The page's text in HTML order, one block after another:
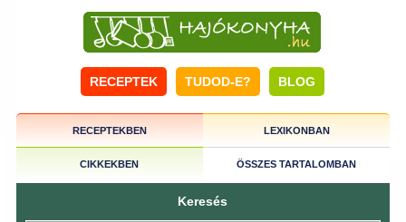
RECEPTEK TUDOD-E? BLOG
RECEPTEKBEN LEXIKONBAN
CIKKEKBEN ÖSSZES TARTALOMBAN
Keresés